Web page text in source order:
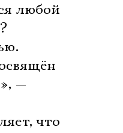
любой
—
что